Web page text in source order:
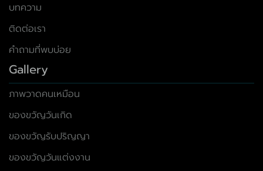
บทความ
ติดต่อเรา
คำถามที่พบบ่อย
Gallery
ภาพวาดคนเหมือน
ของขวัญวันเกิด
ของขวัญรับปริญญา
ของขวัญวันแต่งงาน